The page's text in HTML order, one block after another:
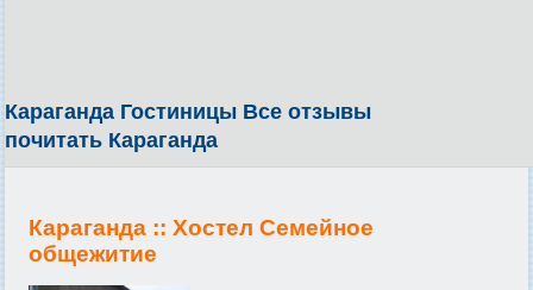
Караганда Гостиницы Все отзывы
почитать Караганда
Караганда :: Хостел Семейное
общежитие